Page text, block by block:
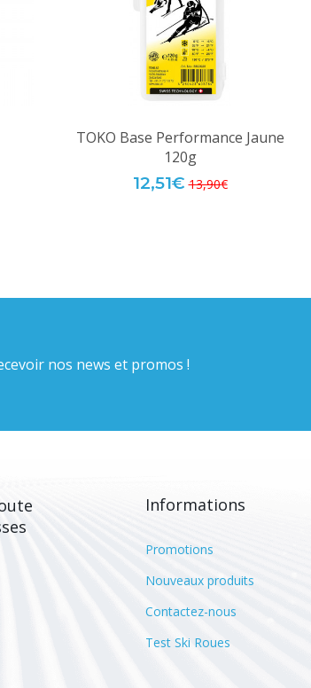
TOKO Base Performance Jaune
120g
12,51€ 13,90€
nos news et promos !
Informations
Promotions
Nouveaux produits
Contactez-nous
Test Ski Roues